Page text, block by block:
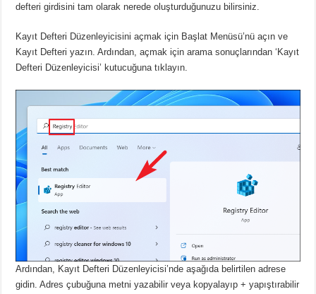
defteri girdisini tam olarak nerede oluşturduğunuzu bilirsiniz.
Kayıt Defteri Düzenleyicisini açmak için Başlat Menüsü’nü açın ve
Kayıt Defteri yazın.Ardından, açmak için arama sonuçlarından ‘Kayıt
Defteri Düzenleyicisi’ kutucuğuna tıklayın.
Ardından, Kayıt Defteri Düzenleyicisi’nde aşağıda belirtilen adrese
gidin.Adres çubuğuna metni yazabilir veya kopyalayıp + yapıştırabilir